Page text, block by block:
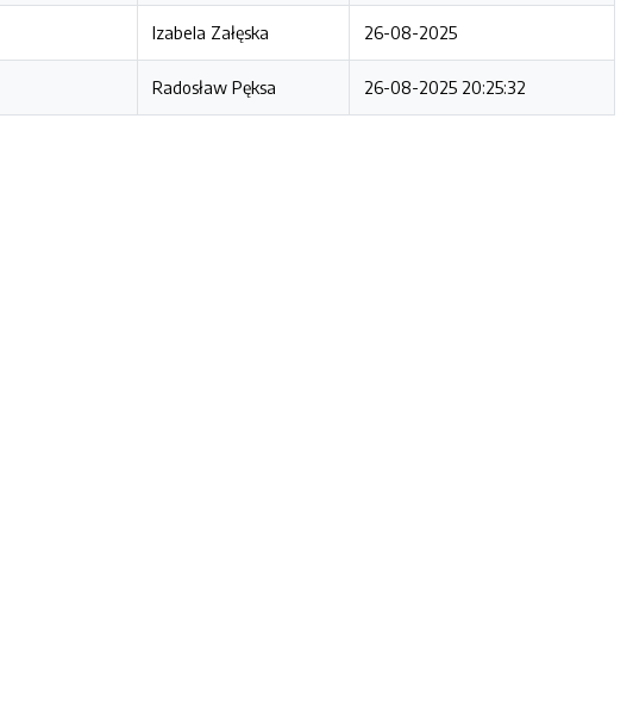
Izabela Załęska 26-08-2025
Radosław Pęksa 26-08-2025 20:25:32